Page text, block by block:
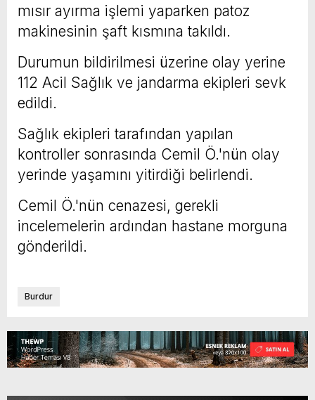
mısır ayırma işlemi yaparken patoz
makinesinin şaft kısmına takıldı.
Durumun bildirilmesi üzerine olay yerine
112 Acil Sağlık ve jandarma ekipleri sevk
edildi.
Sağlık ekipleri tarafından yapılan
kontroller sonrasında Cemil Ö.'nün olay
yerinde yaşamını yitirdiği belirlendi.
Cemil Ö.'nün cenazesi, gerekli
incelemelerin ardından hastane morguna
gönderildi.
Burdur